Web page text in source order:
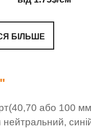
БІЛЬШЕ
або 100
нейтральний,